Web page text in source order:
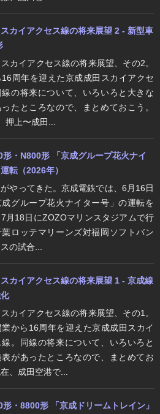
カイアクセス線の将来展望 2 - 新型車
カイアクセス線の将来展望、その2。
16周年を迎えた京成成田スカイアクセ
線の将来について、いろいろと大きな
たところなので、まとめておこう。
押上〜成田...
形・N800形 「京成グループ花火ナイ
転（2026年）
やってきた。京成電鉄では、6月16日
成グループ花火ナイター号」の運転を
月18日にZOZOマリンスタジアムで行
葉ロッテマリーンズ対福岡ソフトバン
の試合...
カイアクセス線の将来展望 1 - 京成線
カイアクセス線の将来展望、その1。
から16周年を迎えた京成成田スカイ
。同線の将来について、いろいろと
表があったところなので、まとめてお
、成田空港で...
・8800形 「京成ドリームトレイン」